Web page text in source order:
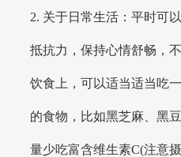
2. 关于日常生活：平时可
抵抗力，保持心情舒畅，
饮食上，可以适当适当吃
的食物，比如黑芝麻、黑
量少吃富含维生素C(注意